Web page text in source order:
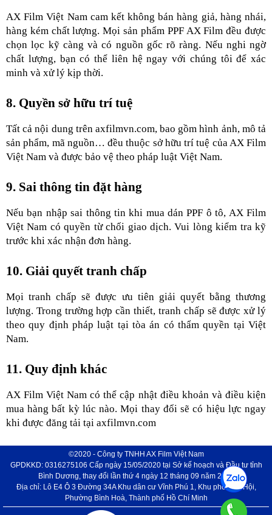
AX Film Việt Nam cam kết không bán hàng giả, hàng nhái,
hàng kém chất lượng. Mọi sản phẩm PPF AX Film đều được
chọn lọc kỹ càng và có nguồn gốc rõ ràng. Nếu nghi ngờ
chất lượng, bạn có thể liên hệ ngay với chúng tôi để xác
minh và xử lý kịp thời.
8. Quyền sở hữu trí tuệ
Tất cả nội dung trên axfilmvn.com, bao gồm hình ảnh, mô tả
sản phẩm, mã nguồn… đều thuộc sở hữu trí tuệ của AX Film
Việt Nam và được bảo vệ theo pháp luật Việt Nam.
9. Sai thông tin đặt hàng
Nếu bạn nhập sai thông tin khi mua dán PPF ô tô, AX Film
Việt Nam có quyền từ chối giao dịch. Vui lòng kiểm tra kỹ
trước khi xác nhận đơn hàng.
10. Giải quyết tranh chấp
Mọi tranh chấp sẽ được ưu tiên giải quyết bằng thương
lượng. Trong trường hợp cần thiết, tranh chấp sẽ được xử lý
theo quy định pháp luật tại tòa án có thẩm quyền tại Việt
Nam.
11. Quy định khác
AX Film Việt Nam có thể cập nhật điều khoản và điều kiện
mua hàng bất kỳ lúc nào. Mọi thay đổi sẽ có hiệu lực ngay
khi được đăng tải tại axfilmvn.com
©2020 - Công ty TNHH AX Film Việt Nam
GPDKKD: 0316275106 Cấp ngày 15/05/2020 tại Sở kế hoạch và Đầu tư tỉnh
Bình Dương, thay đổi lần thứ 4 ngày 12 tháng 09 năm 2024
Địa chỉ: Lô E4 Ô 3 Đường 34A Khu dân cư Vĩnh Phú 1, Khu phố Phú Hội,
Phường Bình Hoà, Thành phố Hồ Chí Minh